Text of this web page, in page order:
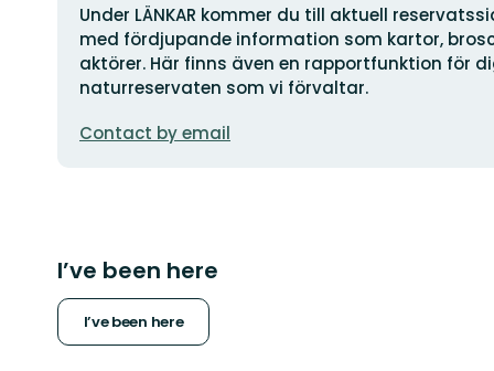
Address
Under LÄNKAR kommer du till aktuell
med fördjupande information som kartor,
aktörer. Här finns även en rapportfunktion för
naturreservaten som vi förvaltar.
address
Contact by email
I’ve been here
I’ve been here